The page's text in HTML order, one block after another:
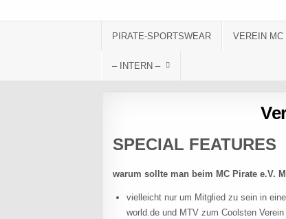
PIRATE-SPORTSWEAR VEREIN MC
– INTERN –
SPECIAL FEATURES
warum sollte man beim MC Pirate e.V.
vielleicht nur um Mitglied zu sein in
world.de und MTV zum Coolsten